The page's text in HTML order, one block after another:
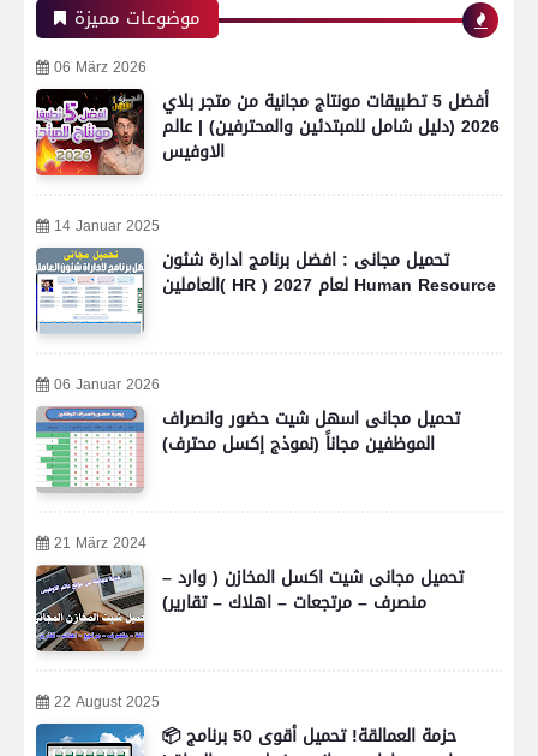
موضوعات مميزة
06 März 2026
أفضل 5 تطبيقات مونتاج مجانية من متجر بلاي
2026 (دليل شامل للمبتدئين والمحترفين) | عالم
الاوفيس
14 Januar 2025
تحميل مجانى : افضل برنامج ادارة شئون
العاملين( HR ) لعام 2027 Human Resource
06 Januar 2026
تحميل مجانى اسهل شيت حضور وانصراف
الموظفين مجاناً (نموذج إكسل محترف)
21 März 2024
تحميل مجانى شيت اكسل المخازن ( وارد –
منصرف – مرتجعات – اهلاك – تقارير)
22 August 2025
📦 حزمة العمالقة! تحميل أقوى 50 برنامج